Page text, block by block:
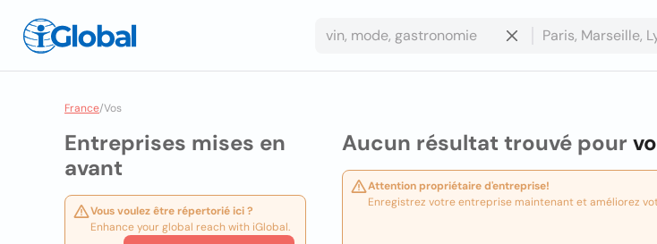
France/Vos
Entreprises mises en
avant
Vous voulez être répertorié ici ?
Enhance your global reach with iGlobal.
Aucun résultat trouvé pour
Attention propriétaire d'entreprise!
Enregistrez votre entreprise maintenant et améliorez